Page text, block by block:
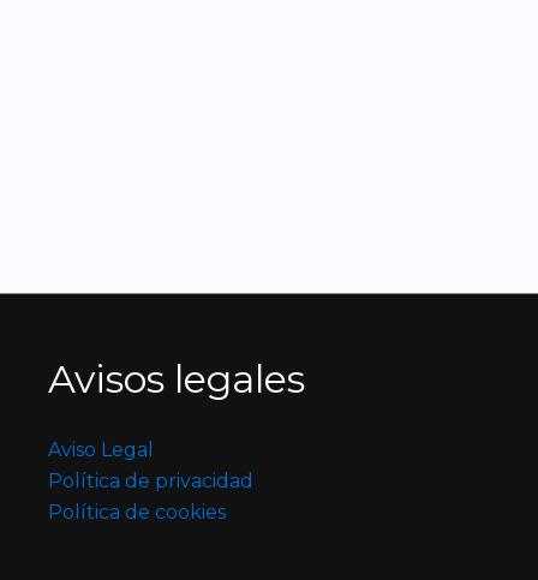
Avisos legales
Aviso Legal
Política de privacidad
Política de cookies